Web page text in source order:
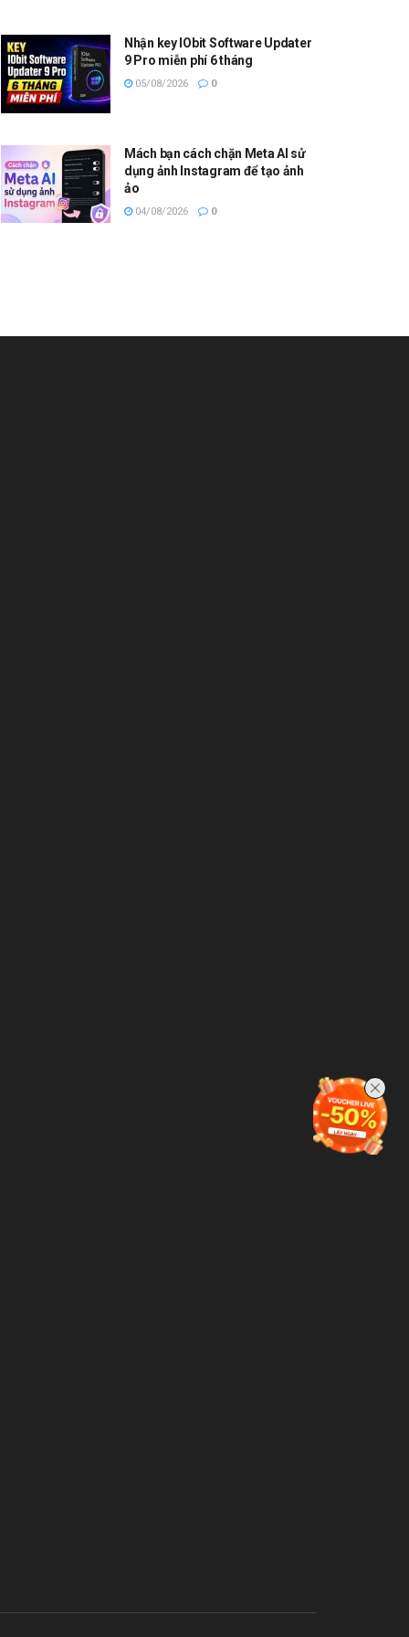
Nhận key IObit Software Updater
9 Pro miễn phí 6 tháng
05/08/2026 0
Mách bạn cách chặn Meta AI sử
dụng ảnh Instagram để tạo ảnh
ảo
04/08/2026 0